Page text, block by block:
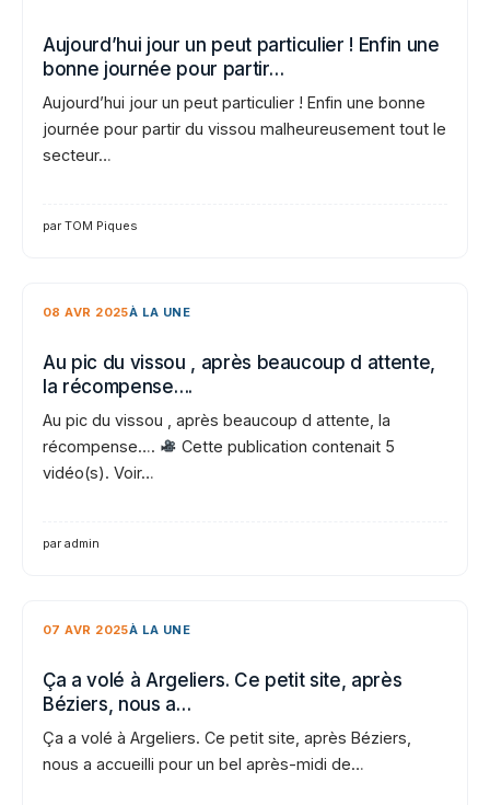
Aujourd’hui jour un peut particulier ! Enfin une
bonne journée pour partir…
Aujourd’hui jour un peut particulier ! Enfin une bonne
journée pour partir du vissou malheureusement tout le
secteur…
par TOM Piques
08 AVR 2025À LA UNE
Au pic du vissou , après beaucoup d attente,
la récompense….
Au pic du vissou , après beaucoup d attente, la
récompense….
Cette publication contenait 5
vidéo(s). Voir…
par admin
07 AVR 2025À LA UNE
Ça a volé à Argeliers. Ce petit site, après
Béziers, nous a…
Ça a volé à Argeliers. Ce petit site, après Béziers,
nous a accueilli pour un bel après-midi de…